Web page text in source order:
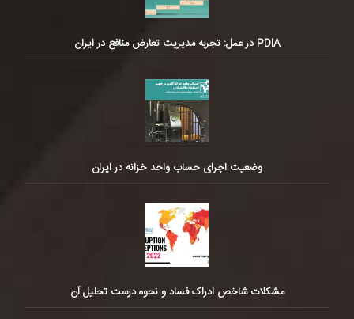
PDIA در عمل: تجربه مدیریت تعارض منافع در ایران
وضعیت اجرای حساب واحد خزانه در ایران
مشکلات شاخص ادراک فساد و نحوه درست تحلیل آن